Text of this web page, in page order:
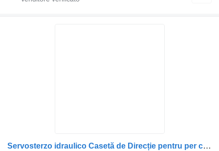
Servosterzo idraulico Casetă de Direcție pentru per camion Scania – 492306, 575022, 1428335, KS01001137, KS00001170